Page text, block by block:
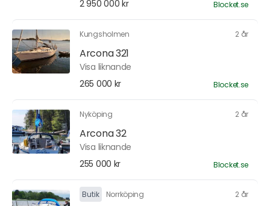
2 950 000 kr
Blocket.se
Kungsholmen 2 år
Arcona 321
Visa liknande
265 000 kr
Blocket.se
Nyköping 2 år
Arcona 32
Visa liknande
255 000 kr
Blocket.se
Butik Norrköping 2 år